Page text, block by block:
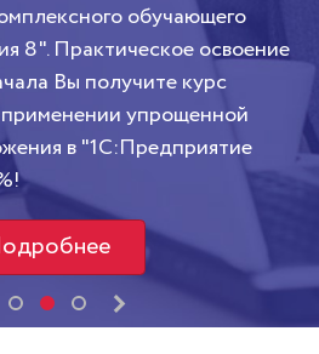
обучающего
8". Практическое освоение
Вы получите курс
упрощенной
в "1С:Предприятие